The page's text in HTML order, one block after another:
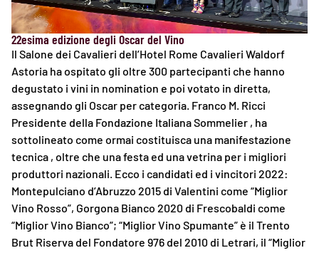
22esima edizione degli Oscar del Vino
Il Salone dei Cavalieri dell’Hotel Rome Cavalieri Waldorf
Astoria ha ospitato gli oltre 300 partecipanti che hanno
degustato i vini in nomination e poi votato in diretta,
assegnando gli Oscar per categoria. Franco M. Ricci
Presidente della Fondazione Italiana Sommelier , ha
sottolineato come ormai costituisca una manifestazione
tecnica , oltre che una festa ed una vetrina per i migliori
produttori nazionali. Ecco i candidati ed i vincitori 2022:
Montepulciano d’Abruzzo 2015 di Valentini come “Miglior
Vino Rosso”, Gorgona Bianco 2020 di Frescobaldi come
“Miglior Vino Bianco”; “Miglior Vino Spumante” è il Trento
Brut Riserva del Fondatore 976 del 2010 di Letrari, il “Miglior